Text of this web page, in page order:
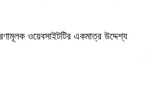
ওয়েবসাইটটির একমাত্র উদ্দেশ্য